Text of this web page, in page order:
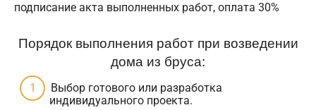
подписание акта выполненных работ, оплата 30%
Порядок выполнения работ при возведении
дома из бруса:
Выбор готового или разработка
индивидуального проекта.